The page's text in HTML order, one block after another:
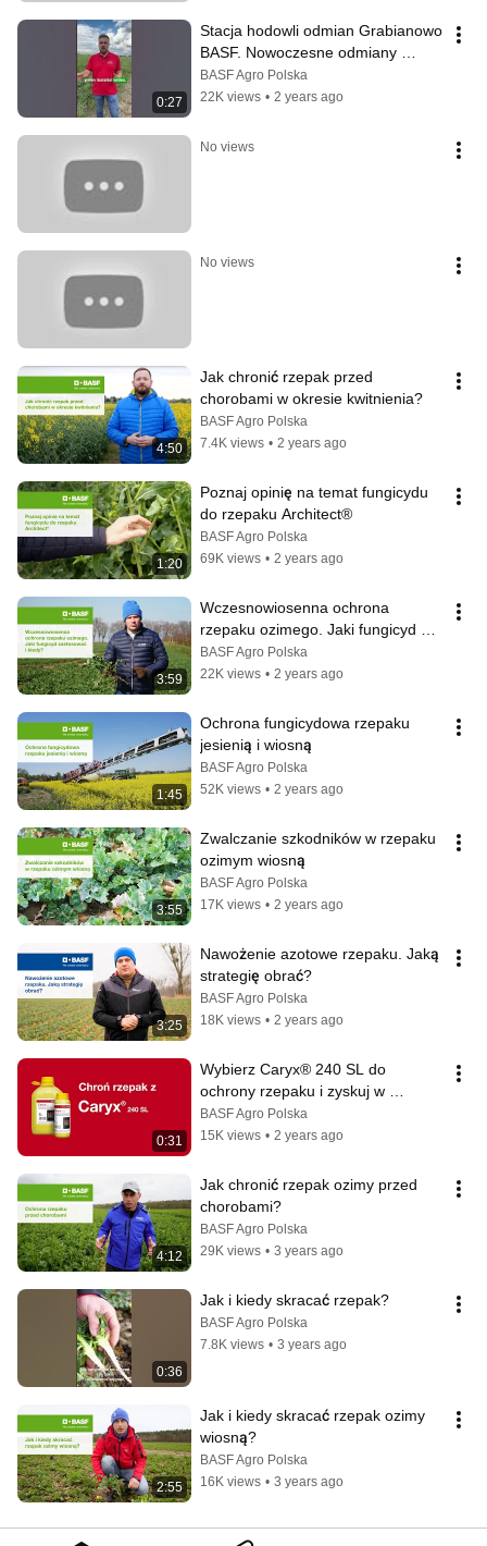
0:27
Stacja hodowli odmian Grabianowo
BASF. Nowoczesne odmiany
rzepaku InVigor® 2050 i InVigor
Crossfit®
BASF Agro Polska
22K views • 2 years ago
No views
No views
4:50
Jak chronić rzepak przed
chorobami w okresie kwitnienia?
BASF Agro Polska
7.4K views • 2 years ago
1:20
Poznaj opinię na temat fungicydu
do rzepaku Architect®
BASF Agro Polska
69K views • 2 years ago
3:59
Wczesnowiosenna ochrona
rzepaku ozimego. Jaki fungicyd
zastosować i kiedy?
BASF Agro Polska
22K views • 2 years ago
1:45
Ochrona fungicydowa rzepaku
jesienią i wiosną
BASF Agro Polska
52K views • 2 years ago
3:55
Zwalczanie szkodników w rzepaku
ozimym wiosną
BASF Agro Polska
17K views • 2 years ago
3:25
Nawożenie azotowe rzepaku. Jaką
strategię obrać?
BASF Agro Polska
18K views • 2 years ago
0:31
Wybierz Caryx® 240 SL do
ochrony rzepaku i zyskuj w
BeneFito!
BASF Agro Polska
15K views • 2 years ago
4:12
Jak chronić rzepak ozimy przed
chorobami?
BASF Agro Polska
29K views • 3 years ago
0:36
Jak i kiedy skracać rzepak?
BASF Agro Polska
7.8K views • 3 years ago
2:55
Jak i kiedy skracać rzepak ozimy
wiosną?
BASF Agro Polska
16K views • 3 years ago